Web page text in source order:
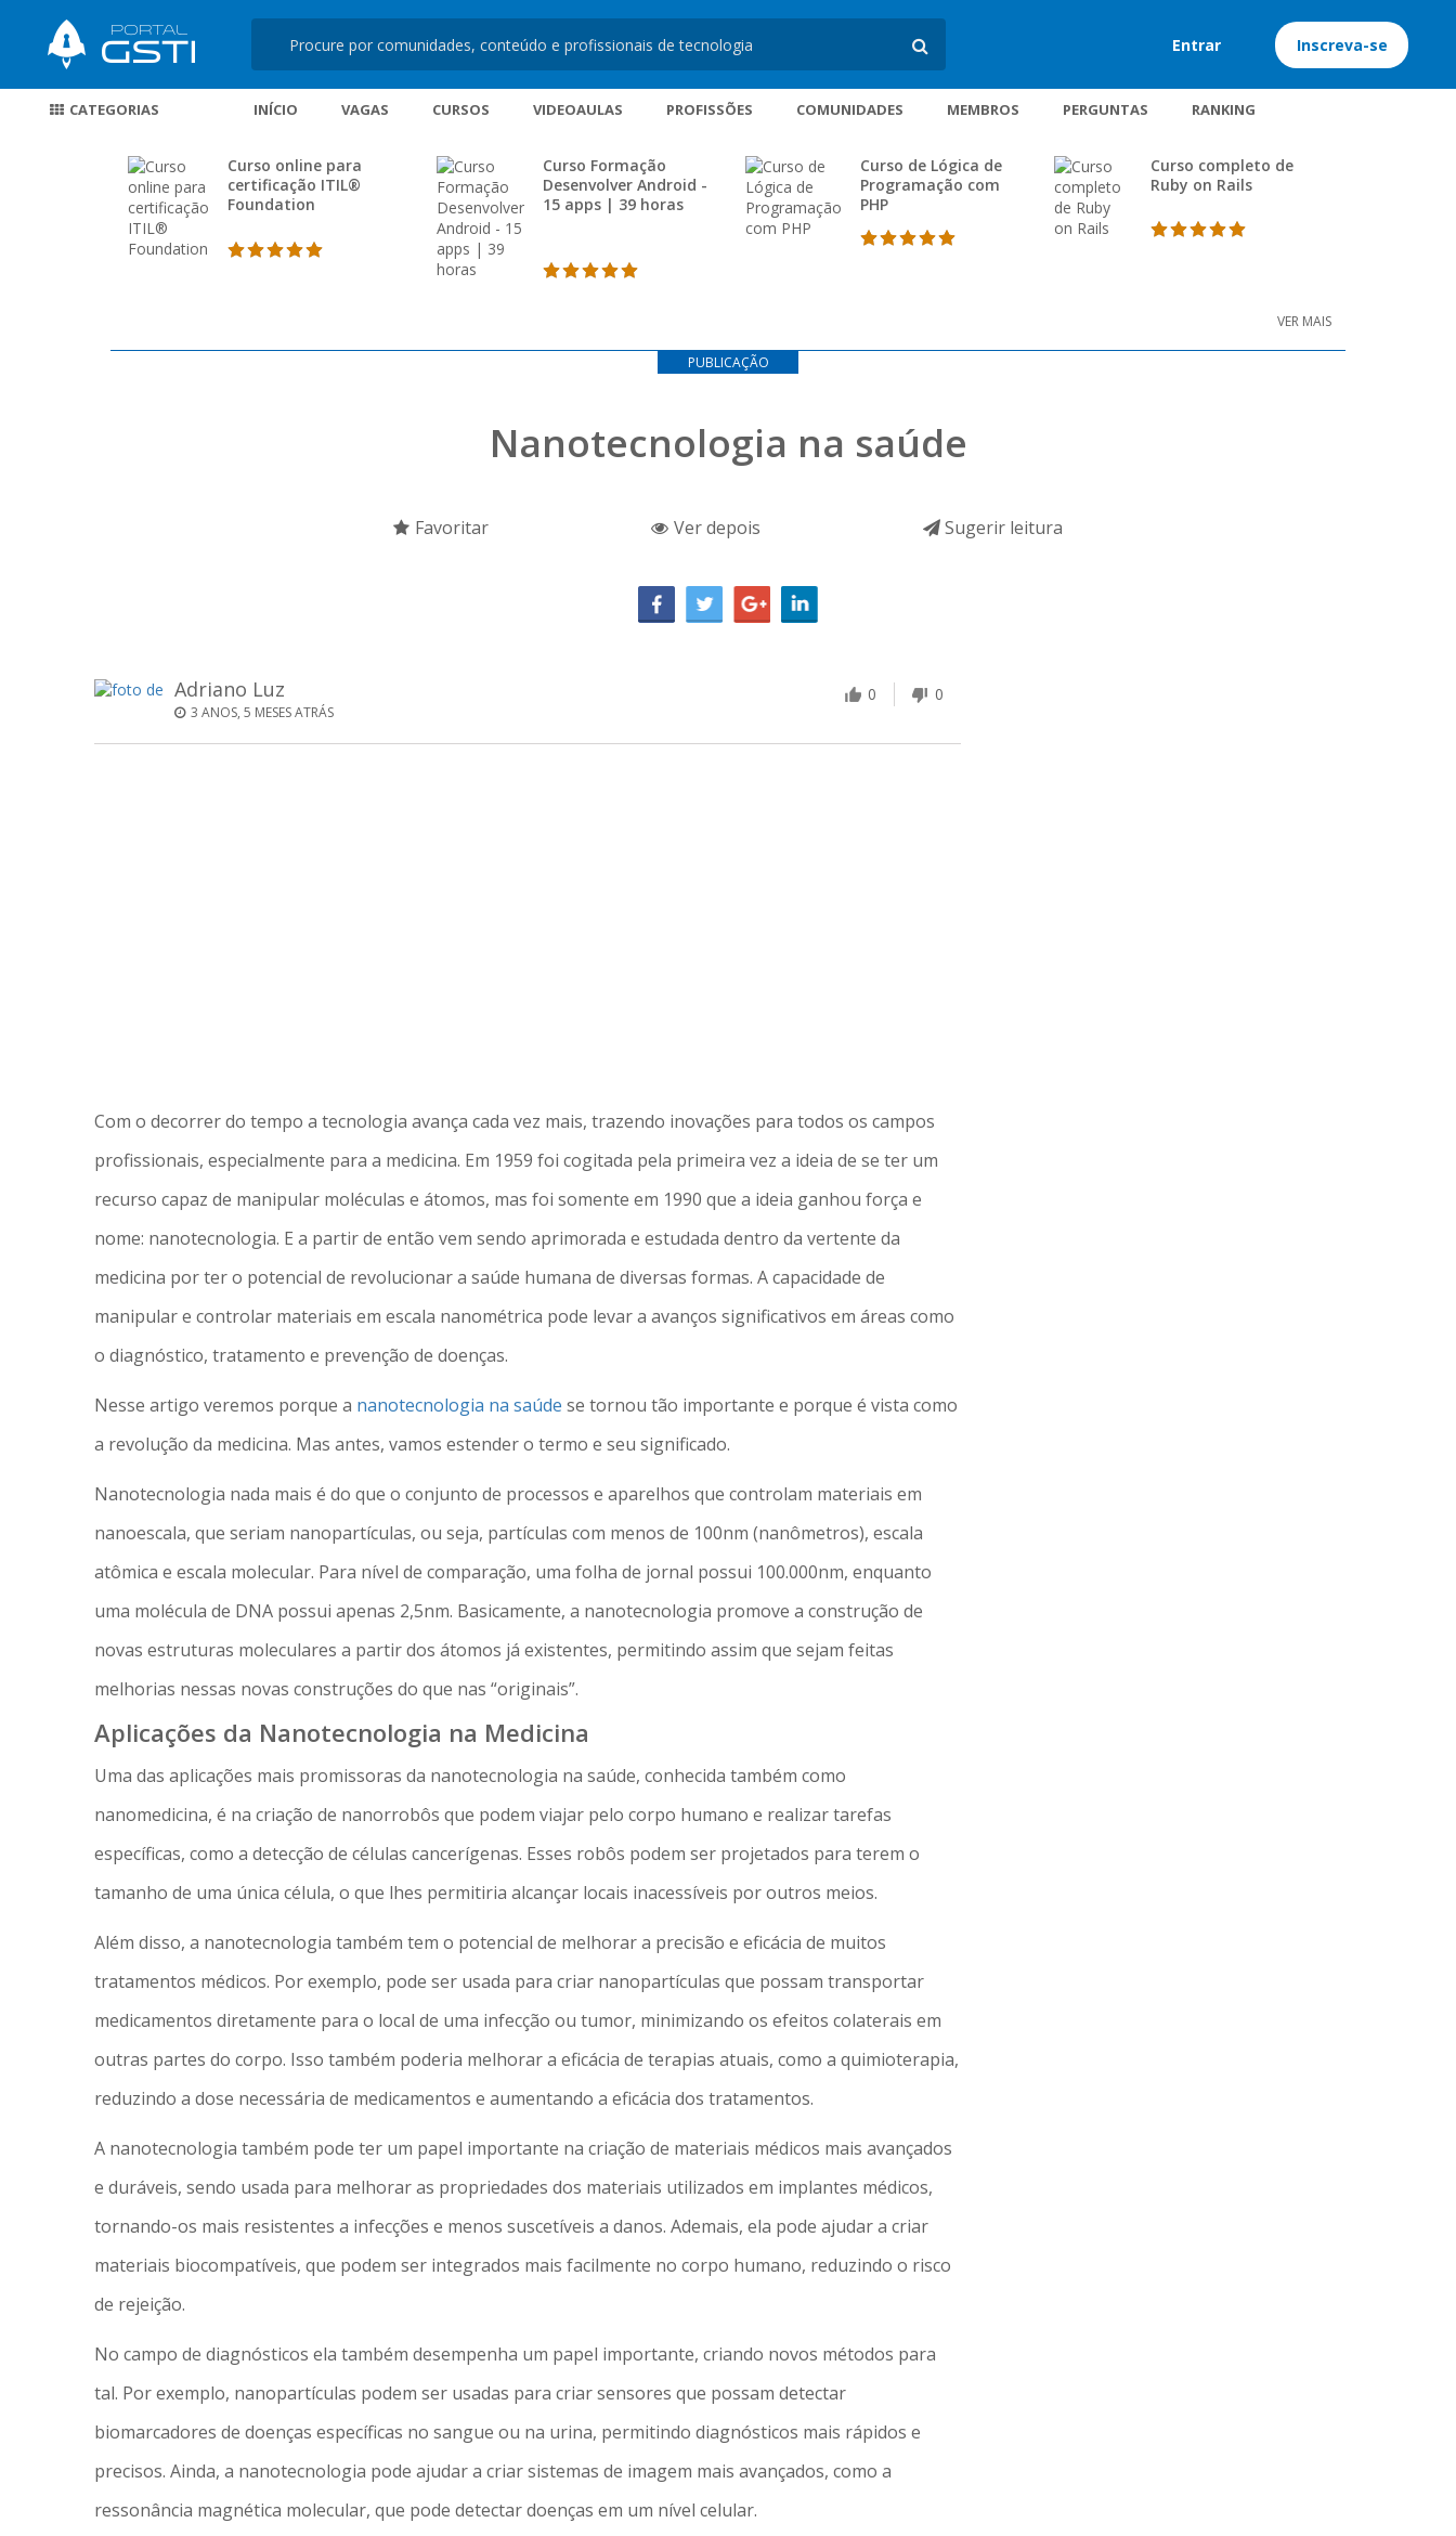
Entrar Inscreva-se
CATEGORIAS INÍCIO VAGAS CURSOS VIDEOAULAS PROFISSÕES COMUNIDADES MEMBROS PERGUNTAS RANKING
Curso online para
certificação ITIL®
Foundation
Curso Formação
Desenvolver Android -
15 apps | 39 horas
Curso de Lógica de
Programação com
PHP
Curso completo de
Ruby on Rails
VER MAIS
PUBLICAÇÃO
Nanotecnologia na saúde
Favoritar Ver depois Sugerir leitura
Adriano Luz
3 ANOS, 5 MESES ATRÁS
0 0
Com o decorrer do tempo a tecnologia avança cada vez mais, trazendo inovações para todos os campos
profissionais, especialmente para a medicina. Em 1959 foi cogitada pela primeira vez a ideia de se ter um
recurso capaz de manipular moléculas e átomos, mas foi somente em 1990 que a ideia ganhou força e
nome: nanotecnologia. E a partir de então vem sendo aprimorada e estudada dentro da vertente da
medicina por ter o potencial de revolucionar a saúde humana de diversas formas. A capacidade de
manipular e controlar materiais em escala nanométrica pode levar a avanços significativos em áreas como
o diagnóstico, tratamento e prevenção de doenças.
Nesse artigo veremos porque a nanotecnologia na saúde se tornou tão importante e porque é vista como
a revolução da medicina. Mas antes, vamos estender o termo e seu significado.
Nanotecnologia nada mais é do que o conjunto de processos e aparelhos que controlam materiais em
nanoescala, que seriam nanopartículas, ou seja, partículas com menos de 100nm (nanômetros), escala
atômica e escala molecular. Para nível de comparação, uma folha de jornal possui 100.000nm, enquanto
uma molécula de DNA possui apenas 2,5nm. Basicamente, a nanotecnologia promove a construção de
novas estruturas moleculares a partir dos átomos já existentes, permitindo assim que sejam feitas
melhorias nessas novas construções do que nas “originais”.
Aplicações da Nanotecnologia na Medicina
Uma das aplicações mais promissoras da nanotecnologia na saúde, conhecida também como
nanomedicina, é na criação de nanorrobôs que podem viajar pelo corpo humano e realizar tarefas
específicas, como a detecção de células cancerígenas. Esses robôs podem ser projetados para terem o
tamanho de uma única célula, o que lhes permitiria alcançar locais inacessíveis por outros meios.
Além disso, a nanotecnologia também tem o potencial de melhorar a precisão e eficácia de muitos
tratamentos médicos. Por exemplo, pode ser usada para criar nanopartículas que possam transportar
medicamentos diretamente para o local de uma infecção ou tumor, minimizando os efeitos colaterais em
outras partes do corpo. Isso também poderia melhorar a eficácia de terapias atuais, como a quimioterapia,
reduzindo a dose necessária de medicamentos e aumentando a eficácia dos tratamentos.
A nanotecnologia também pode ter um papel importante na criação de materiais médicos mais avançados
e duráveis, sendo usada para melhorar as propriedades dos materiais utilizados em implantes médicos,
tornando-os mais resistentes a infecções e menos suscetíveis a danos. Ademais, ela pode ajudar a criar
materiais biocompatíveis, que podem ser integrados mais facilmente no corpo humano, reduzindo o risco
de rejeição.
No campo de diagnósticos ela também desempenha um papel importante, criando novos métodos para
tal. Por exemplo, nanopartículas podem ser usadas para criar sensores que possam detectar
biomarcadores de doenças específicas no sangue ou na urina, permitindo diagnósticos mais rápidos e
precisos. Ainda, a nanotecnologia pode ajudar a criar sistemas de imagem mais avançados, como a
ressonância magnética molecular, que pode detectar doenças em um nível celular.